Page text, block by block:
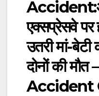
एक्सप्रेसवे पर
उतरी मां-बेटी
दोनों की
Accident